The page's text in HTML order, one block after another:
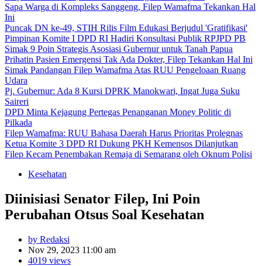
Sapa Warga di Kompleks Sanggeng, Filep Wamafma Tekankan Hal
Ini
Puncak DN ke-49, STIH Rilis Film Edukasi Berjudul 'Gratifikasi'
Pimpinan Komite I DPD RI Hadiri Konsultasi Publik RPJPD PB
Simak 9 Poin Strategis Asosiasi Gubernur untuk Tanah Papua
Prihatin Pasien Emergensi Tak Ada Dokter, Filep Tekankan Hal Ini
Simak Pandangan Filep Wamafma Atas RUU Pengeloaan Ruang
Udara
Pj. Gubernur: Ada 8 Kursi DPRK Manokwari, Ingat Juga Suku
Saireri
DPD Minta Kejagung Pertegas Penanganan Money Politic di
Pilkada
Filep Wamafma: RUU Bahasa Daerah Harus Prioritas Prolegnas
Ketua Komite 3 DPD RI Dukung PKH Kemensos Dilanjutkan
Filep Kecam Penembakan Remaja di Semarang oleh Oknum Polisi
Kesehatan
Diinisiasi Senator Filep, Ini Poin
Perubahan Otsus Soal Kesehatan
by Redaksi
Nov 29, 2023 11:00 am
4019 views